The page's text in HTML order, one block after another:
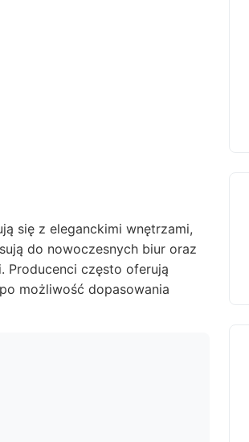
się z eleganckimi wnętrzami,
do nowoczesnych biur oraz
Producenci często oferują
możliwość dopasowania